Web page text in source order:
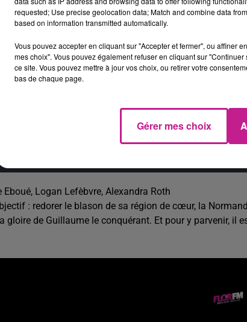
Miles Teller, Callum Turner
âme dispose d’une semaine pour choisir où et avec qui
de l’homme avec qui elle a partagé toute sa vie,
depuis toujours…
du refus du dépôt de cookies que vous avez exprimé.
donner votre accord en cliquant sur le bouton ci-
Eboué, Logan Lefèbvre, Alexandra Roth
: redorer le blason de sa région de cœur, la
de Guillaume le conquérant. Et pour y parvenir, il
requested; Use precise geolocation data; Match and combine data
based on information transmitted automatically.
Vous pouvez accepter en cliquant sur "Accepter et fermer", ou affiner
mes choix". Vous pouvez également refuser en cliquant sur
ce site. Vous pouvez mettre à jour vos choix, ou retirer votre
bas de chaque page.
Gérer mes choix